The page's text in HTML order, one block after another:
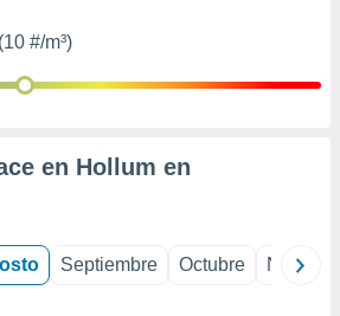
#/m³)
en Hollum en
Septiembre Octubre